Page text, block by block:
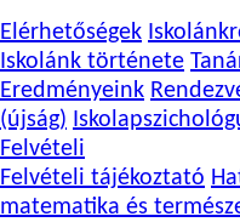
Elérhetőségek
Iskolánk története
Eredményeink
(újság)
Felvételi
Felvételi tájékoztató
matematika és